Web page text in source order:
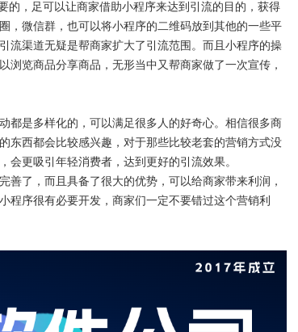
的，足可以让商家借助小程序来达到引流的目的，获得
，微信群，也可以将小程序的二维码放到其他的一些平
流渠道无疑是帮商家扩大了引流范围。而且小程序的操
览商品分享商品，无形当中又帮商家做了一次宣传，
都是多样化的，可以满足很多人的好奇心。相信很多商
东西都会比较感兴趣，对于那些比较老套的营销方式没
更吸引年轻消费者，达到更好的引流效果。
了，而且具备了很大的优势，可以给商家带来利润，
程序很有必要开发，商家们一定不要错过这个营销利